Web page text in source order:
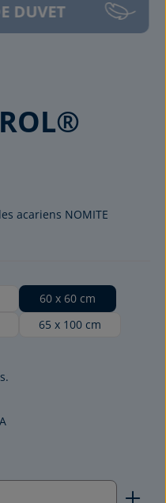
DUVET
acariens NOMITE
60 x 60 cm
65 x 100 cm
la quantité